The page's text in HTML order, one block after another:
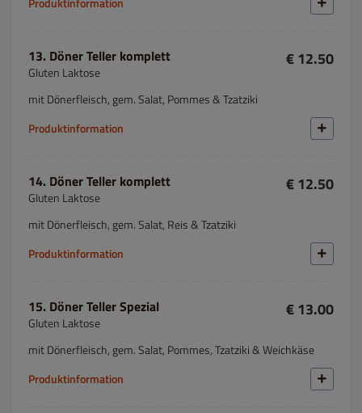
13. Döner Teller komplett
Gluten Laktose
€ 12.50
mit Dönerfleisch, gem. Salat, Pommes & Tzatziki
Produktinformation
14. Döner Teller komplett
Gluten Laktose
€ 12.50
mit Dönerfleisch, gem. Salat, Reis & Tzatziki
Produktinformation
15. Döner Teller Spezial
Gluten Laktose
€ 13.00
mit Dönerfleisch, gem. Salat, Pommes, Tzatziki & Weichkäse
Produktinformation